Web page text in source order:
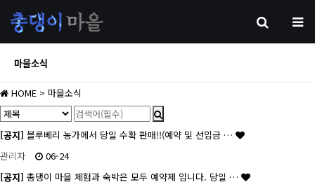
마을소식
HOME > 마을소식
[공지] 블루베리 농가에서 당일 수확 판매!!(예약 및 선입금 …
관리자
06-24
[공지] 총댕이 마을 체험과 숙박은 모두 예약제 입니다. 당일 …